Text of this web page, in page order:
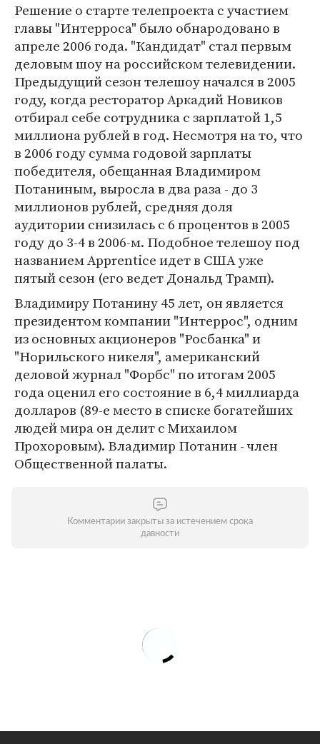
Решение о старте телепроекта с участием
главы "Интерроса" было обнародовано в
апреле 2006 года. "Кандидат" стал первым
деловым шоу на российском телевидении.
Предыдущий сезон телешоу начался в 2005
году, когда ресторатор Аркадий Новиков
отбирал себе сотрудника с зарплатой 1,5
миллиона рублей в год. Несмотря на то, что
в 2006 году сумма годовой зарплаты
победителя, обещанная Владимиром
Потаниным, выросла в два раза - до 3
миллионов рублей, средняя доля
аудитории снизилась с 6 процентов в 2005
году до 3-4 в 2006-м. Подобное телешоу под
названием Apprentice идет в США уже
пятый сезон (его ведет Дональд Трамп).
Владимиру Потанину 45 лет, он является
президентом компании "Интеррос", одним
из основных акционеров "Росбанка" и
"Норильского никеля", американский
деловой журнал "Форбс" по итогам 2005
года оценил его состояние в 6,4 миллиарда
долларов (89-е место в списке богатейших
людей мира он делит с Михаилом
Прохоровым). Владимир Потанин - член
Общественной палаты.
Комментарии закрыты за истечением срока
давности